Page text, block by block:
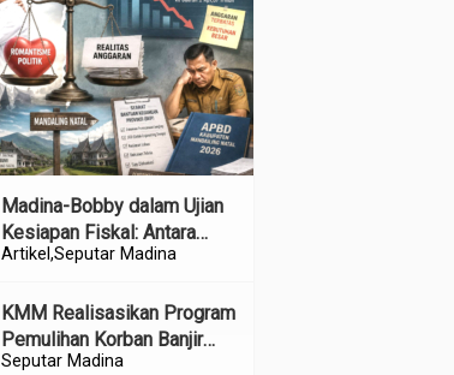
Artikel Seputar Madina
Madina-Bobby dalam Ujian
Kesiapan Fiskal: Antara
Kedekatan Politik dan
Seputar Madina
KMM Realisasikan Program
Pemulihan Korban Banjir
dan Longsor di Kabupaten